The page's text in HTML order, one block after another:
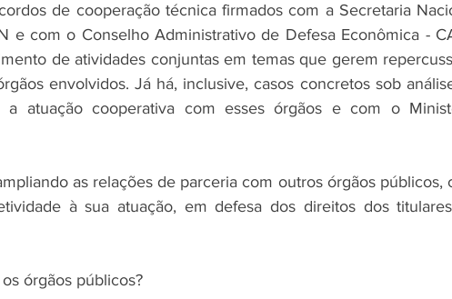
de cooperação técnica firmados com a Secretaria
e com o Conselho Administrativo de Defesa Econômica -
de atividades conjuntas em temas que gerem
envolvidos. Já há, inclusive, casos concretos sob
a atuação cooperativa com esses órgãos e com o
as relações de parceria com outros órgãos públicos,
à sua atuação, em defesa dos direitos dos
órgãos públicos?